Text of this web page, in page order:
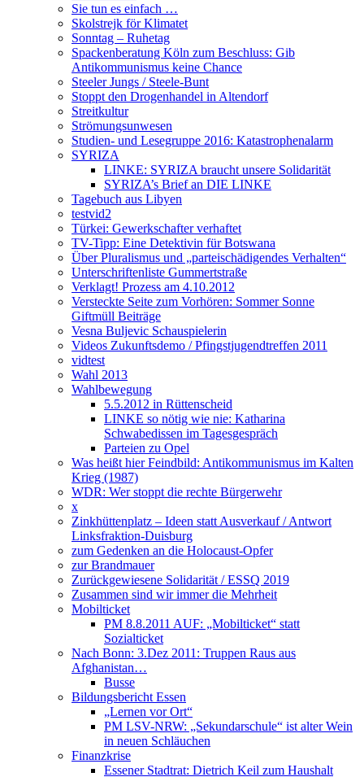
Sie tun es einfach …
Skolstrejk för Klimatet
Sonntag – Ruhetag
Spackenberatung Köln zum Beschluss: Gib
Antikommunismus keine Chance
Steeler Jungs / Steele-Bunt
Stoppt den Drogenhandel in Altendorf
Streitkultur
Strömungsunwesen
Studien- und Lesegruppe 2016: Katastrophenalarm
SYRIZA
LINKE: SYRIZA braucht unsere Solidarität
SYRIZA’s Brief an DIE LINKE
Tagebuch aus Libyen
testvid2
Türkei: Gewerkschafter verhaftet
TV-Tipp: Eine Detektivin für Botswana
Über Pluralismus und „parteischädigendes Verhalten“
Unterschriftenliste Gummertstraße
Verklagt! Prozess am 4.10.2012
Versteckte Seite zum Vorhören: Sommer Sonne
Giftmüll Beiträge
Vesna Buljevic Schauspielerin
Videos Zukunftsdemo / Pfingstjugendtreffen 2011
vidtest
Wahl 2013
Wahlbewegung
5.5.2012 in Rüttenscheid
LINKE so nötig wie nie: Katharina
Schwabedissen im Tagesgespräch
Parteien zu Opel
Was heißt hier Feindbild: Antikommunismus im Kalten
Krieg (1987)
WDR: Wer stoppt die rechte Bürgerwehr
x
Zinkhüttenplatz – Ideen statt Ausverkauf / Antwort
Linksfraktion-Duisburg
zum Gedenken an die Holocaust-Opfer
zur Brandmauer
Zurückgewiesene Solidarität / ESSQ 2019
Zusammen sind wir immer die Mehrheit
Mobilticket
PM 8.8.2011 AUF: „Mobilticket“ statt
Sozialticket
Nach Bonn: 3.Dez 2011: Truppen Raus aus
Afghanistan…
Busse
Bildungsbericht Essen
„Lernen vor Ort“
PM LSV-NRW: „Sekundarschule“ ist alter Wein
in neuen Schläuchen
Finanzkrise
Essener Stadtrat: Dietrich Keil zum Haushalt